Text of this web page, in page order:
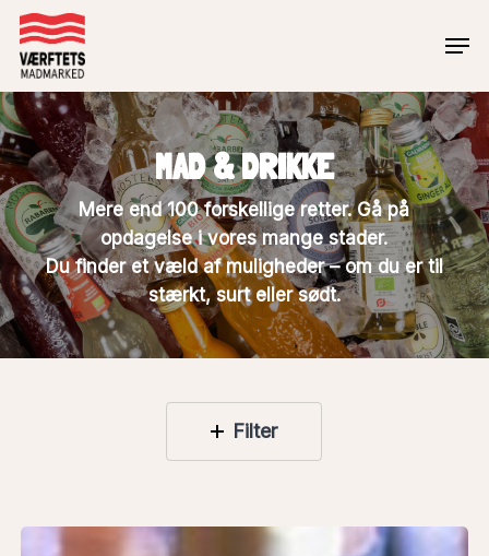
Skip
main
content
MAD & DRIKKE
Mere end 100 forskellige retter. Gå på
opdagelse i vores mange stader.
Du finder et væld af muligheder – om du er til
stærkt, surt eller sødt.
Filter
Våddokken
Menu